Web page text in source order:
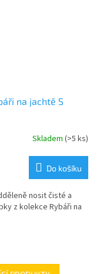
na jachtě S
Skladem (>5 ks)
Do košíku
nosit čisté a
z kolekce Rybáři na